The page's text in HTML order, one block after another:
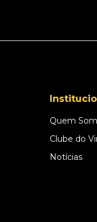
Quem
Clube do
Notícias